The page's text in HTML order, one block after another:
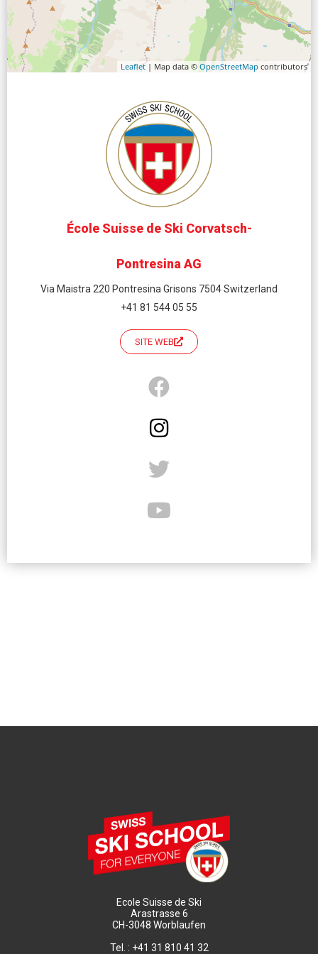
Leaflet | Map data © OpenStreetMap contributors
École Suisse de Ski Corvatsch-
Pontresina AG
Via Maistra 220 Pontresina Grisons 7504 Switzerland
+41 81 544 05 55
SITE WEB
Ecole Suisse de Ski
Arastrasse 6
CH-3048 Worblaufen
Tel. : +41 31 810 41 32